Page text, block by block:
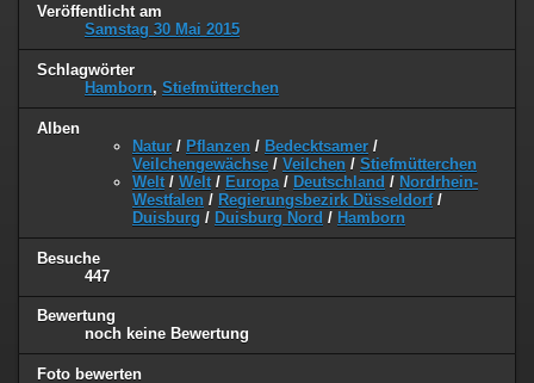
Veröffentlicht am
Samstag 30 Mai 2015
Schlagwörter
Hamborn, Stiefmütterchen
Alben
Natur / Pflanzen / Bedecktsamer /
Veilchengewächse / Veilchen / Stiefmütterchen
Welt / Welt / Europa / Deutschland / Nordrhein-
Westfalen / Regierungsbezirk Düsseldorf/
Duisburg / Duisburg Nord / Hamborn
Besuche
447
Bewertung
noch keine Bewertung
Foto bewerten